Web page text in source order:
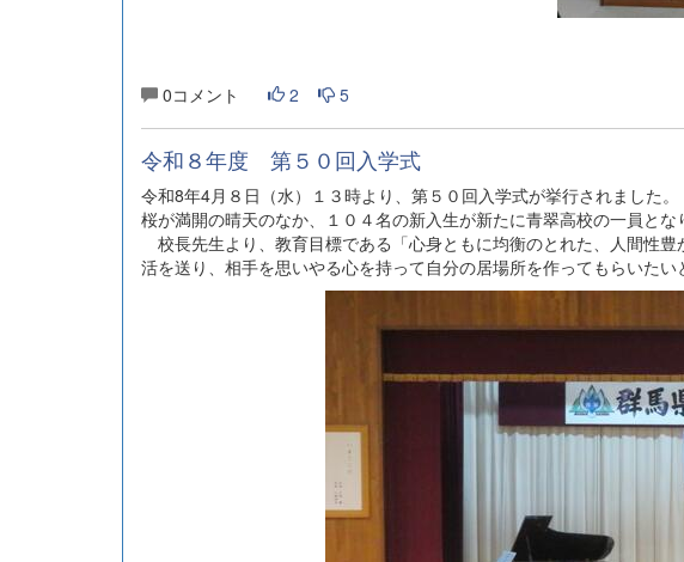
0コメント 2 5
令和８年度 第５０回入学式
令和8年4月８日（水）１３時より、第５０回入学式が挙行されました。
桜が満開の晴天のなか、１０４名の新入生が新たに青翠高校の一員とな
校長先生より、教育目標である「心身ともに均衡のとれた、人間性
活を送り、相手を思いやる心を持って自分の居場所を作ってもらいた